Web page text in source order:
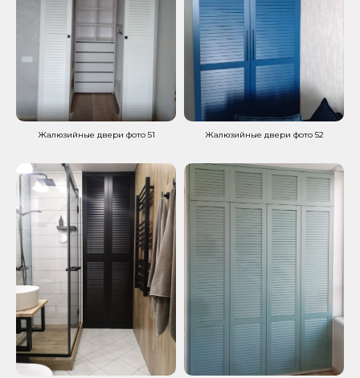
Жалюзийные двери фото 51 Жалюзийные двери фото 52